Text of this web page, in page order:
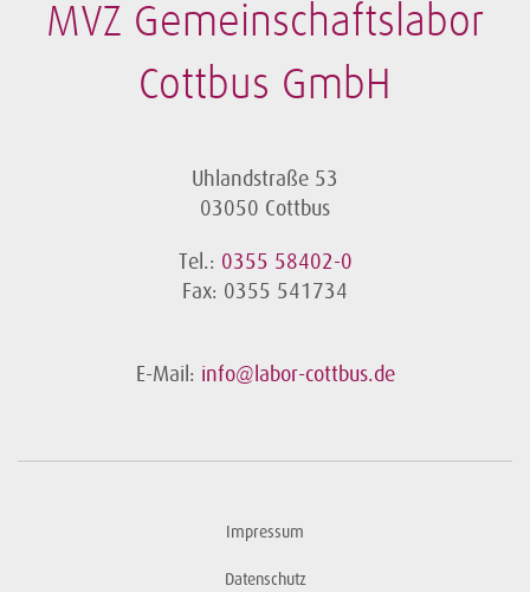
MVZ Gemeinschaftslabor
Cottbus GmbH
Uhlandstraße 53
03050 Cottbus
Tel.: 0355 58402-0
Fax: 0355 541734
E-Mail: info@labor-cottbus.de
Impressum
Datenschutz